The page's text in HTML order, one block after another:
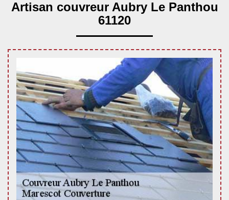
Artisan couvreur Aubry Le Panthou
61120